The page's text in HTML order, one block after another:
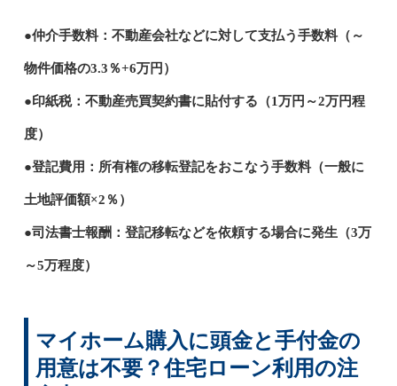
●仲介手数料：不動産会社などに対して支払う手数料（～
物件価格の3.3％+6万円）
●印紙税：不動産売買契約書に貼付する（1万円～2万円程
度）
●登記費用：所有権の移転登記をおこなう手数料（一般に
土地評価額×2％）
●司法書士報酬：登記移転などを依頼する場合に発生（3万
～5万程度）
マイホーム購入に頭金と手付金の
用意は不要？住宅ローン利用の注